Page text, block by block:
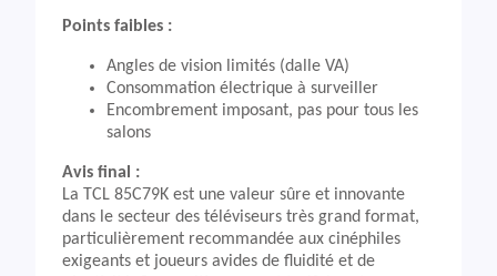
Points faibles :
Angles de vision limités (dalle VA)
Consommation électrique à surveiller
Encombrement imposant, pas pour tous les
salons
Avis final :
La TCL 85C79K est une valeur sûre et innovante
dans le secteur des téléviseurs très grand format,
particulièrement recommandée aux cinéphiles
exigeants et joueurs avides de fluidité et de